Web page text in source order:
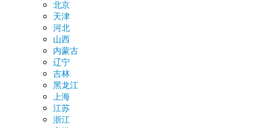
北京
天津
河北
山西
内蒙古
辽宁
吉林
黑龙江
上海
江苏
浙江